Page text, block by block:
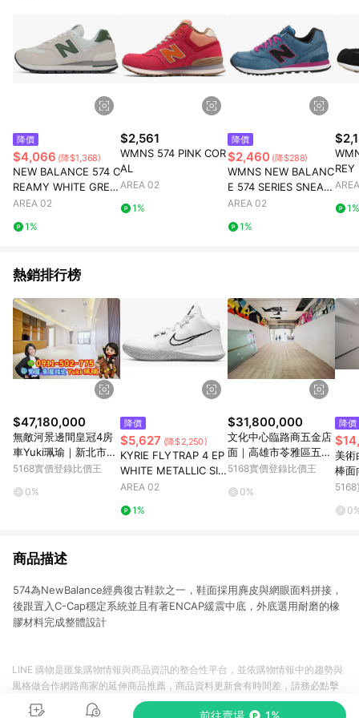
降價
$4,066 (降$1,368)
NEW BALANCE 574 C
REAMY WHITE GREE
N
AREA 02
1%
$2,561
WMNS 574 PINK COR
AL
AREA 02
1%
降價
$2,460 (降$288)
WMNS NEW BALANC
E 574 SERIES SNEAK
ERS BLUE ROSE RED
AREA 02
1%
REY
1%
熱銷排行榜
$47,180,000
無敵河景邊間皇冠4房
車Yuki珮瑜｜新北市板
橋區中山路二段
5168實價登錄比價王
0%
降價
$5,627 (降$2,250)
KYRIE FLYTRAP 4 EP
WHITE METALLIC SIL
VER
AREA 02
1%
$31,800,000
文化中心臨路商五金店
面｜高雄市苓雅區五福
一路
5168實價登錄比價王
0%
降價
美術
棒面
雄市
商品描述
574為NewBalance經典復古鞋款之一，鞋面採用麂皮與網眼面料拼接，
後跟置入C-Cap穩定系統並且有著ENCAP緩震中底，外底選用耐磨的橡
膠材料完成整體設計
前往賣場 1%
LINE 購物是匯集購物情報與商品資訊的整合性平台，並依購物情報中的趨勢與
風格做合作網路商家的延伸商品推薦，商品資料更新會有時間差，請務必點擊
商品至各合作網路商家，確認現售價與購物條件，一切資訊以合作廠商網頁為